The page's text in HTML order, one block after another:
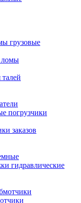
грузовые
ломы
погрузчики
заказов
гидравлические